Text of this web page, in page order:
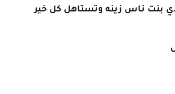
بنت ناس زينه وتستاهل كل خير